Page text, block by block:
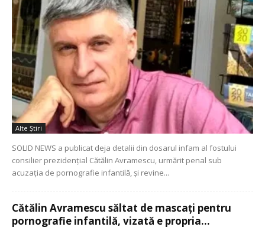
Alte Ştiri
SOLID NEWS a publicat deja detalii din dosarul infam al fostului
consilier prezidențial Cătălin Avramescu, urmărit penal sub
acuzația de pornografie infantilă, și revine...
Cătălin Avramescu săltat de mascați pentru
pornografie infantilă, vizată e propria...